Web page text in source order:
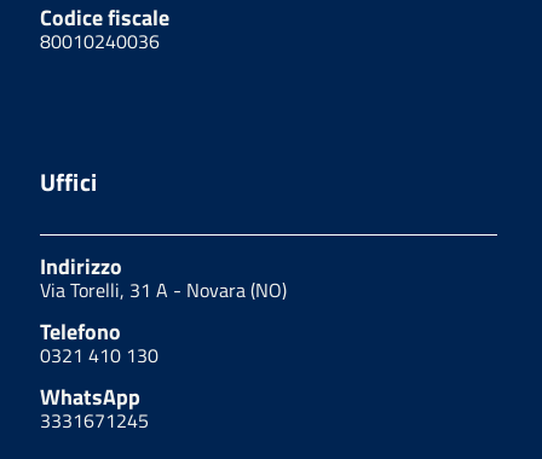
Codice fiscale
80010240036
Uffici
Indirizzo
Via Torelli, 31 A - Novara (NO)
Telefono
0321 410 130
WhatsApp
3331671245